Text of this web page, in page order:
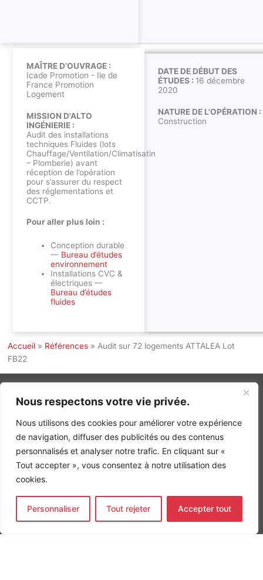
Nous respectons votre vie privée.
Nous utilisons des cookies pour améliorer votre expérience
de navigation, diffuser des publicités ou des contenus
personnalisés et analyser notre trafic. En cliquant sur «
Tout accepter », vous consentez à notre utilisation des
cookies.
Personnaliser Tout rejeter Accepter tout
DATE DE DÉBUT DES
ÉTUDES : 16 décembre
2020
NATURE DE L'OPÉRATION :
Construction
MAÎTRE D’OUVRAGE :
Icade Promotion - Ile de
France Promotion
Logement
MISSION D'ALTO
INGÉNIERIE :
Audit des installations
techniques Fluides (lots
Chauffage/Ventilation/Climatisatin
– Plomberie) avant
réception de l’opération
pour s’assurer du respect
des réglementations et
CCTP.
Pour aller plus loin :
Conception durable
— Bureau d’études
environnement
Installations CVC &
électriques —
Bureau d’études
fluides
Accueil » Références »Audit sur 72 logements ATTALEA Lot
FB22
INGÉNIERIE DE L’ÉNERGIE ET DE L’ENVIRONNEMENT
CONTACT
Tel. +33 (0)1 64 68 18 50
n
k
e
d
s
t
a
g
c
o
Nos agences